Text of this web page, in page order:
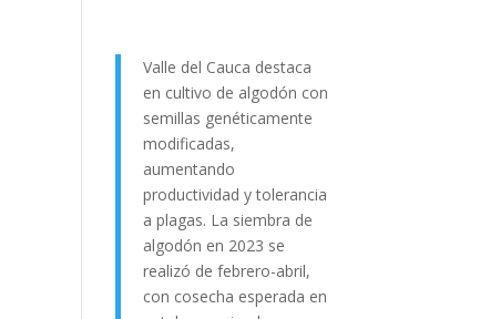
Valle del Cauca destaca
en cultivo de algodón con
semillas genéticamente
modificadas,
aumentando
productividad y tolerancia
a plagas. La siembra de
algodón en 2023 se
realizó de febrero-abril,
con cosecha esperada en